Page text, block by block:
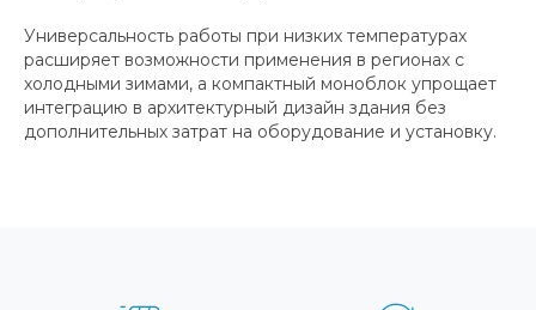
Универсальность работы при низких температурах
расширяет возможности применения в регионах с
холодными зимами, а компактный моноблок упрощает
интеграцию в архитектурный дизайн здания без
дополнительных затрат на оборудование и установку.